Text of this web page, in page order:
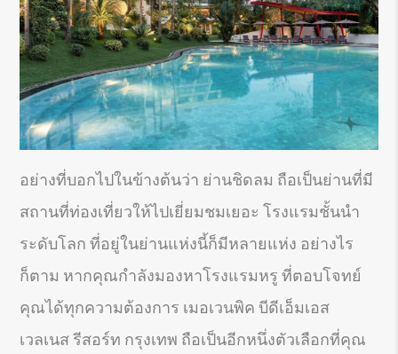
อย่างที่บอกไปในข้างต้นว่า ย่านชิดลม ถือเป็นย่านที่มี
สถานที่ท่องเที่ยวให้ไปเยี่ยมชมเยอะ โรงแรมชั้นนำ
ระดับโลก ที่อยู่ในย่านแห่งนี้ก็มีหลายแห่ง อย่างไร
ก็ตาม หากคุณกำลังมองหาโรงแรมหรู ที่ตอบโจทย์
คุณได้ทุกความต้องการ เมอเวนพิค บีดีเอ็มเอส
เวลเนส รีสอร์ท กรุงเทพ ถือเป็นอีกหนึ่งตัวเลือกที่คุณ